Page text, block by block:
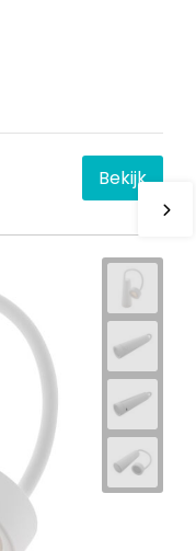
Bekijk